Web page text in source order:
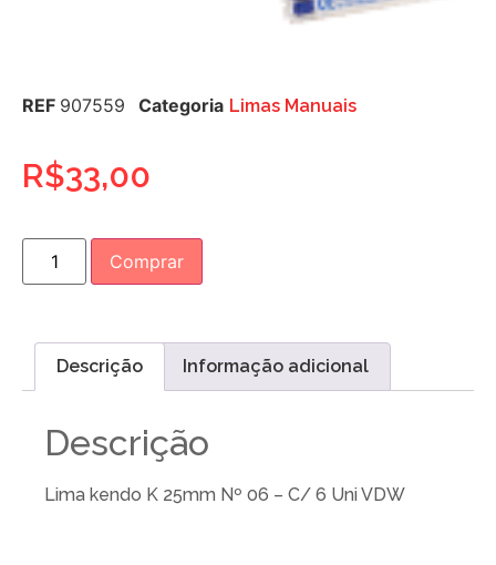
REF 907559 Categoria Limas Manuais
R$33,00
Comprar
Descrição Informação adicional
Descrição
Lima kendo K 25mm Nº 06 – C/ 6 Uni VDW